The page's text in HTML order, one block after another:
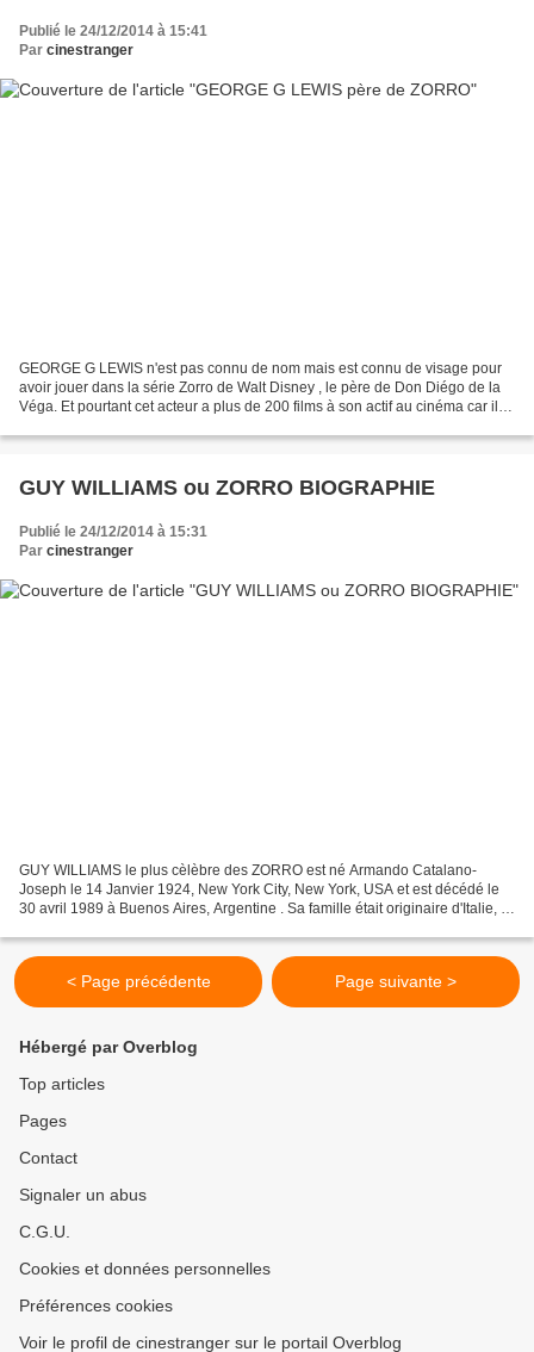
Publié le 24/12/2014 à 15:41
Par cinestranger
GEORGE G LEWIS n'est pas connu de nom mais est connu de visage pour
avoir jouer dans la série Zorro de Walt Disney , le père de Don Diégo de la
Véga. Et pourtant cet acteur a plus de 200 films à son actif au cinéma car il a
GUY WILLIAMS ou ZORRO BIOGRAPHIE
Publié le 24/12/2014 à 15:31
Par cinestranger
GUY WILLIAMS le plus cèlèbre des ZORRO est né Armando Catalano-
Joseph le 14 Janvier 1924, New York City, New York, USA et est décédé le
30 avril 1989 à Buenos Aires, Argentine . Sa famille était originaire d'Italie, il
< Page précédente Page suivante >
Hébergé par Overblog
Top articles
Pages
Contact
Signaler un abus
C.G.U.
Cookies et données personnelles
Préférences cookies
Voir le profil de cinestranger sur le portail Overblog